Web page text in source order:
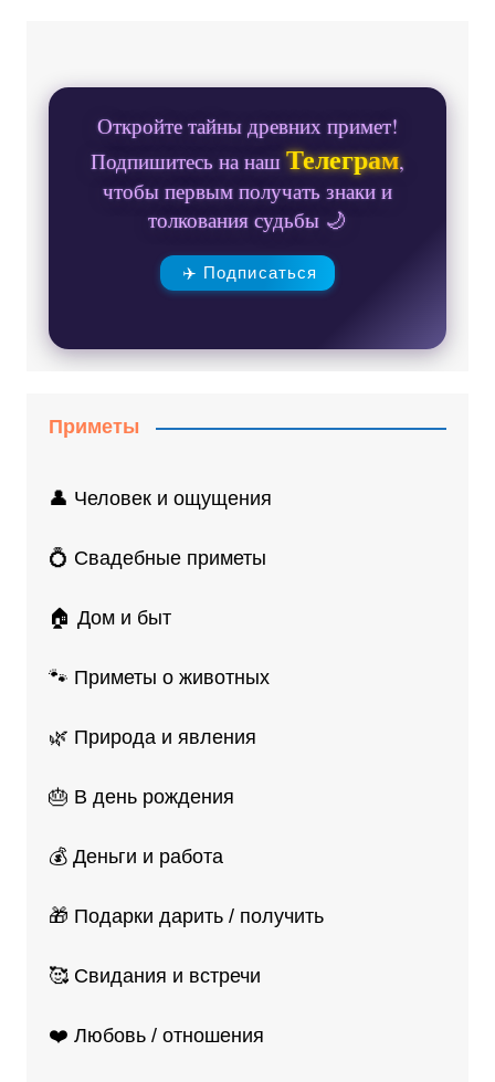
Откройте тайны древних примет!
Подпишитесь на нашТелеграм,
чтобы первым получать знаки и
толкования судьбы 🌙
✈️ Подписаться
Приметы
👤 Человек и ощущения
💍 Свадебные приметы
🏠 Дом и быт
🐾 Приметы о животных
🌿 Природа и явления
🎂 В день рождения
💰 Деньги и работа
🎁 Подарки дарить / получить
🥰 Свидания и встречи
❤️ Любовь / отношения